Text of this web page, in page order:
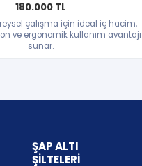
180.000 TL
çalışma için ideal iç hacim,
ve ergonomik kullanım avantajı
sunar.
ŞAP ALTI
ŞİLTELERİ